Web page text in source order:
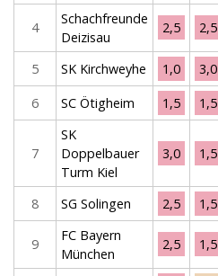
4
Schachfreunde
Deizisau
2,5 2,5
5 SK Kirchweyhe 1,0 3,0
6
SC Ötigheim 1,5 1,5
7
SK
Doppelbauer
Turm Kiel
3,0 1,5
8 SG Solingen 2,5 1,5
9
FC Bayern
München
2,5 1,5